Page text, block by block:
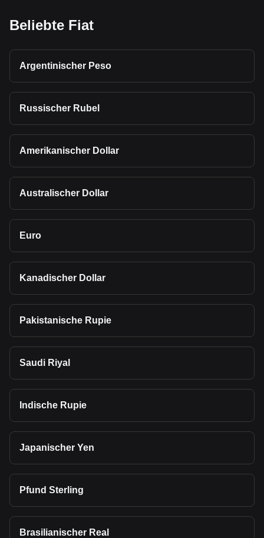
Beliebte Fiat
Argentinischer Peso
Russischer Rubel
Amerikanischer Dollar
Australischer Dollar
Euro
Kanadischer Dollar
Pakistanische Rupie
Saudi Riyal
Indische Rupie
Japanischer Yen
Pfund Sterling
Brasilianischer Real